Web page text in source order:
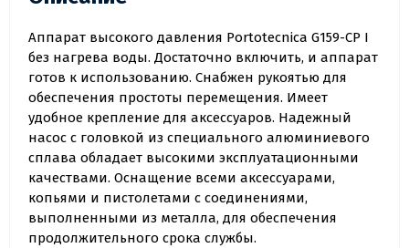
Аппарат высокого давления Portotecnica G159-CP I
без нагрева воды. Достаточно включить, и аппарат
готов к использованию. Снабжен рукоятью для
обеспечения простоты перемещения. Имеет
удобное крепление для аксессуаров. Надежный
насос с головкой из специального алюминиевого
сплава обладает высокими эксплуатационными
качествами. Оснащение всеми аксессуарами,
копьями и пистолетами с соединениями,
выполненными из металла, для обеспечения
продолжительного срока службы.